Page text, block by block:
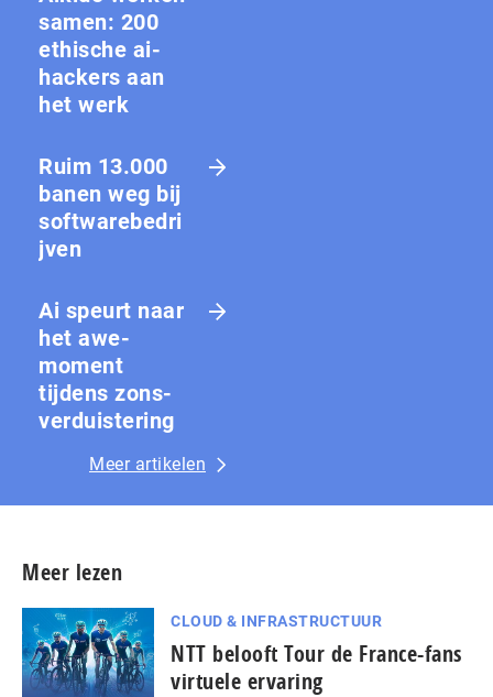
samen: 200
ethische ai-
hackers aan
het werk
Ruim 13.000
banen weg bij
softwarebedri
jven
Ai speurt naar
het awe-
moment
tijdens zons­
ver­duis­te­ring
Meer artikelen
Meer lezen
CLOUD & INFRASTRUCTUUR
NTT belooft Tour de France-fans
virtuele ervaring